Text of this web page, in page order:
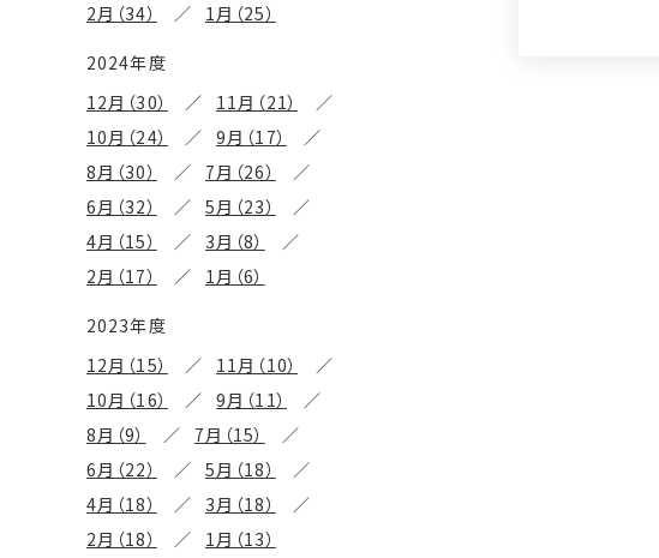
2月（34）
1月（25）
2024年度
12月（30）
11月（21）
10月（24）
9月（17）
8月（30）
7月（26）
6月（32）
5月（23）
4月（15）
3月（8）
2月（17）
1月（6）
2023年度
12月（15）
11月（10）
10月（16）
9月（11）
8月（9）
7月（15）
6月（22）
5月（18）
4月（18）
3月（18）
2月（18）
1月（13）